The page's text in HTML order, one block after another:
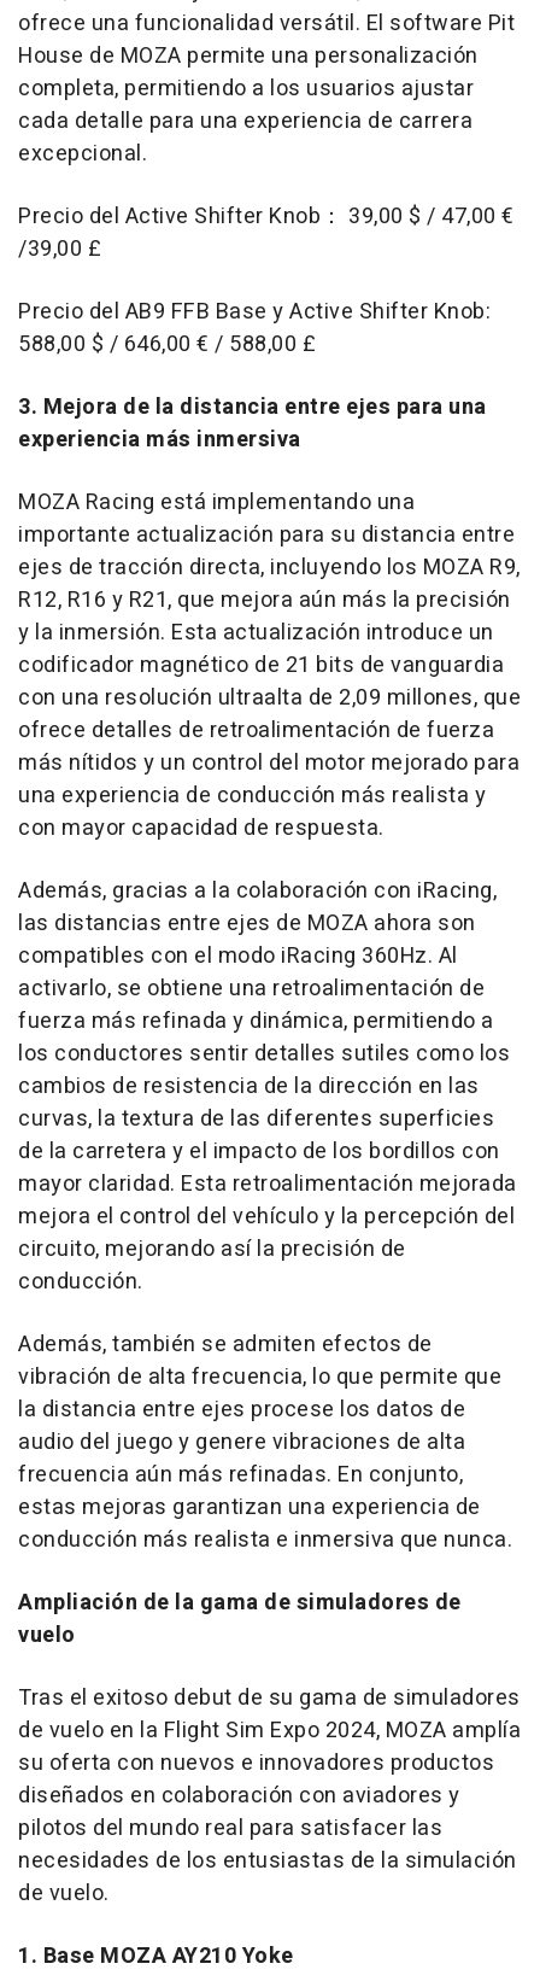
ofrece una funcionalidad versátil. El software Pit
House de MOZA permite una personalización
completa, permitiendo a los usuarios ajustar
cada detalle para una experiencia de carrera
excepcional.
Precio del Active Shifter Knob： 39,00 $ / 47,00 €
/39,00 £
Precio del AB9 FFB Base y Active Shifter Knob:
588,00 $ / 646,00 € / 588,00 £
3. Mejora de la distancia entre ejes para una
experiencia más inmersiva
MOZA Racing está implementando una
importante actualización para su distancia entre
ejes de tracción directa, incluyendo los MOZA R9,
R12, R16 y R21, que mejora aún más la precisión
y la inmersión. Esta actualización introduce un
codificador magnético de 21 bits de vanguardia
con una resolución ultraalta de 2,09 millones, que
ofrece detalles de retroalimentación de fuerza
más nítidos y un control del motor mejorado para
una experiencia de conducción más realista y
con mayor capacidad de respuesta.
Además, gracias a la colaboración con iRacing,
las distancias entre ejes de MOZA ahora son
compatibles con el modo iRacing 360Hz. Al
activarlo, se obtiene una retroalimentación de
fuerza más refinada y dinámica, permitiendo a
los conductores sentir detalles sutiles como los
cambios de resistencia de la dirección en las
curvas, la textura de las diferentes superficies
de la carretera y el impacto de los bordillos con
mayor claridad. Esta retroalimentación mejorada
mejora el control del vehículo y la percepción del
circuito, mejorando así la precisión de
conducción.
Además, también se admiten efectos de
vibración de alta frecuencia, lo que permite que
la distancia entre ejes procese los datos de
audio del juego y genere vibraciones de alta
frecuencia aún más refinadas. En conjunto,
estas mejoras garantizan una experiencia de
conducción más realista e inmersiva que nunca.
Ampliación de la gama de simuladores de
vuelo
Tras el exitoso debut de su gama de simuladores
de vuelo en la Flight Sim Expo 2024, MOZA amplía
su oferta con nuevos e innovadores productos
diseñados en colaboración con aviadores y
pilotos del mundo real para satisfacer las
necesidades de los entusiastas de la simulación
de vuelo.
1. Base MOZA AY210 Yoke